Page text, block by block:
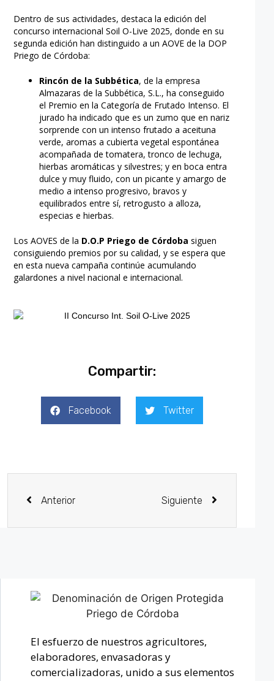
Dentro de sus actividades, destaca la edición del
concurso internacional Soil O-Live 2025, donde en su
segunda edición han distinguido a un AOVE de la DOP
Priego de Córdoba:
Rincón de la Subbética, de la empresa
Almazaras de la Subbética, S.L., ha conseguido
el Premio en la Categoría de Frutado Intenso. El
jurado ha indicado que es un zumo que en nariz
sorprende con un intenso frutado a aceituna
verde, aromas a cubierta vegetal espontánea
acompañada de tomatera, tronco de lechuga,
hierbas aromáticas y silvestres; y en boca entra
dulce y muy fluido, con un picante y amargo de
medio a intenso progresivo, bravos y
equilibrados entre sí, retrogusto a alloza,
especias e hierbas.
Los AOVES de la D.O.P Priego de Córdoba siguen
consiguiendo premios por su calidad, y se espera que
en esta nueva campaña continúe acumulando
galardones a nivel nacional e internacional.
Compartir:
Facebook Twitter
Anterior Siguiente
El esfuerzo de nuestros agricultores,
elaboradores, envasadoras y
comercializadoras, unido a sus elementos